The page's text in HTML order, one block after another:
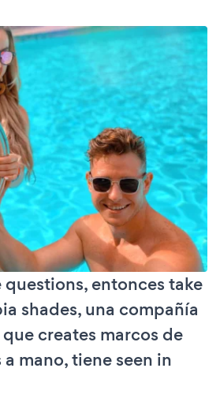
entonces take
shades, una compañía
creates marcos de
mano, tiene seen in